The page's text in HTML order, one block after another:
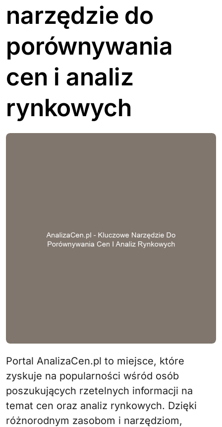
narzędzie do
porównywania
cen i analiz
rynkowych
Portal AnalizaCen.pl to miejsce, które
zyskuje na popularności wśród osób
poszukujących rzetelnych informacji na
temat cen oraz analiz rynkowych. Dzięki
różnorodnym zasobom i narzędziom,